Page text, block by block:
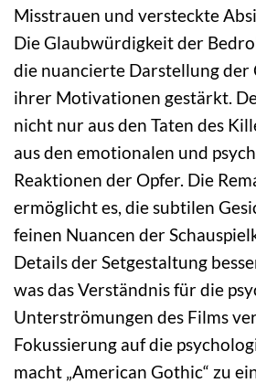
Misstrauen und versteckte
Die Glaubwürdigkeit der
die nuancierte Darstellung der
ihrer Motivationen gestärkt.
nicht nur aus den Taten des
aus den emotionalen und
Reaktionen der Opfer. Die
ermöglicht es, die subtilen
feinen Nuancen der
Details der Setgestaltung
was das Verständnis für die
Unterströmungen des Films
Fokussierung auf die
macht „American Gothic“ zu